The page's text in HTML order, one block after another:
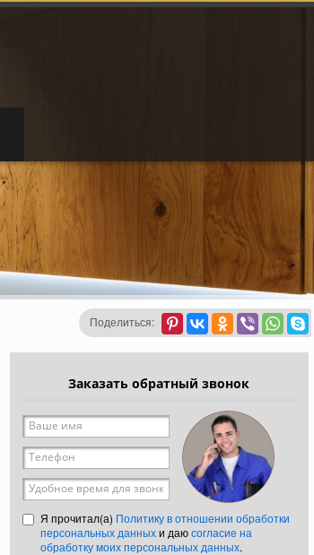
Поделиться:
Заказать обратный звонок
Ваше имя*
Телефон*
Удобное время для звонка
Я прочитал(а) Политику в отношении обработки
персональных данныхи даюсогласие на
обработку моих персональных данных.